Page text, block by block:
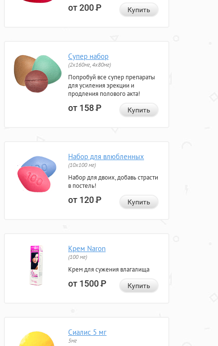
от 200Р Купить
Супер набор
(2х160мг, 4х80мг)
Попробуй все супер препараты
для усиления эрекции и
продления полового акта!
от 158Р Купить
Набор для влюбленных
(10х100 мг)
Набор для двоих, добавь страсти
в постель!
от 120Р Купить
Крем Naron
(100 мг)
Крем для сужения влагалища
от 1500Р Купить
Сиалис 5 мг
5мг